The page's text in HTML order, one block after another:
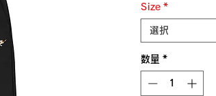
Size *
選択
数量 *